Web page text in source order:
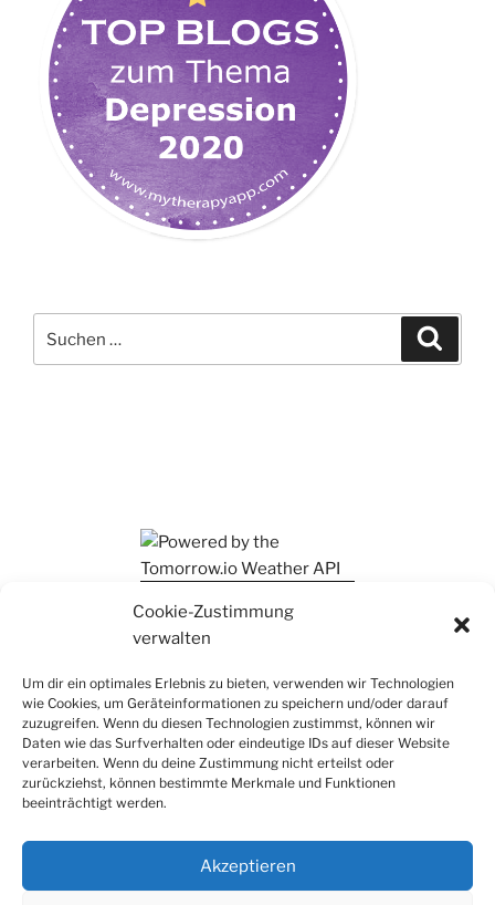
Cookie-Zustimmung
verwalten
Um dir ein optimales Erlebnis zu bieten, verwenden wir Technologien
wie Cookies, um Geräteinformationen zu speichern und/oder darauf
zuzugreifen. Wenn du diesen Technologien zustimmst, können wir
Daten wie das Surfverhalten oder eindeutige IDs auf dieser Website
verarbeiten. Wenn du deine Zustimmung nicht erteilst oder
zurückziehst, können bestimmte Merkmale und Funktionen
beeinträchtigt werden.
Akzeptieren
nach: